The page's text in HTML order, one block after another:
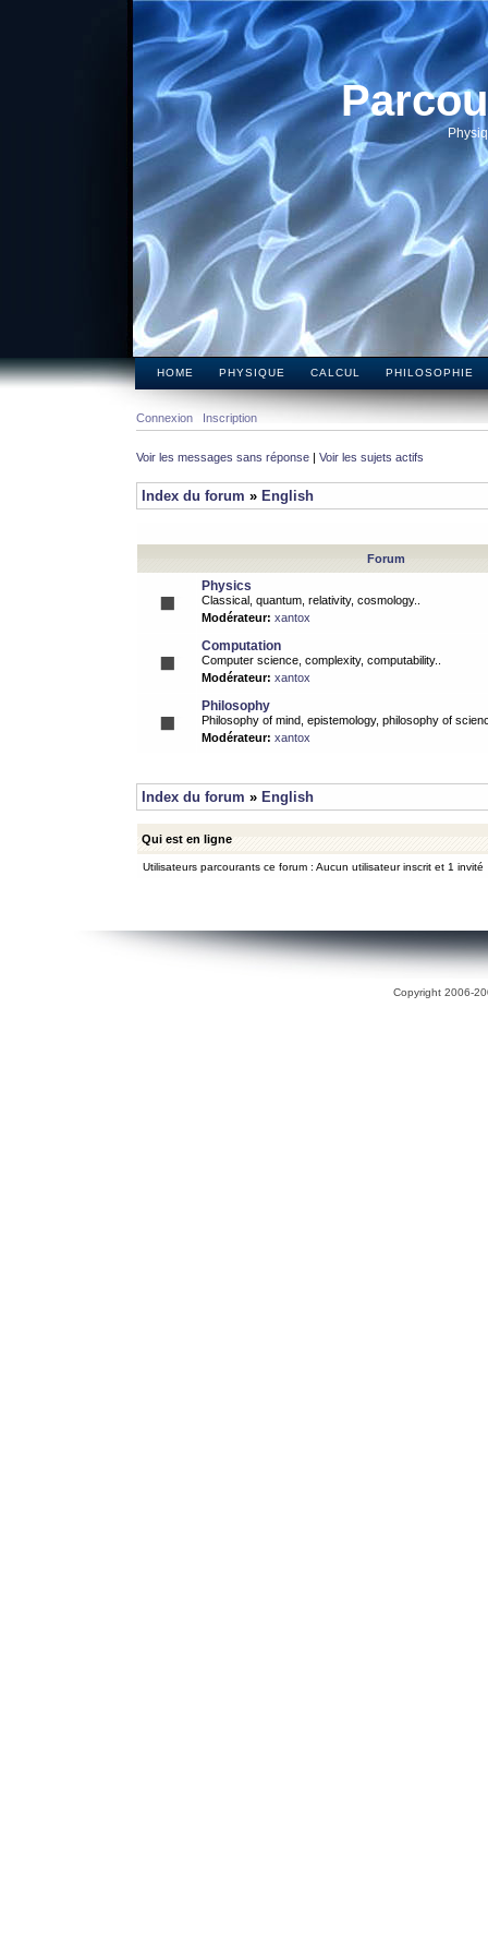
HOME PHYSIQUE CALCUL PHILOSOPHIE
Connexion Inscription
Voir les messages sans réponse | Voir les sujets actifs
Index du forum » English
Forum
Physics
Classical, quantum, relativity, cosmology..
Modérateur: xantox
Computation
Computer science, complexity, computability..
Modérateur: xantox
Philosophy
Philosophy of mind, epistemology, philosophy of
Modérateur: xantox
Index du forum » English
Qui est en ligne
Utilisateurs parcourants ce forum : Aucun utilisateur inscrit et 1 invité
Copyright 2006-